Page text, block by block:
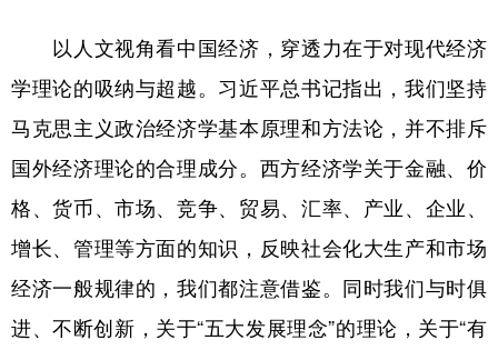
以人文视角看中国经济，穿透力在于对现代经济
学理论的吸纳与超越。习近平总书记指出，我们坚持
马克思主义政治经济学基本原理和方法论，并不排斥
国外经济理论的合理成分。西方经济学关于金融、价
格、货币、市场、竞争、贸易、汇率、产业、企业、
增长、管理等方面的知识，反映社会化大生产和市场
经济一般规律的，我们都注意借鉴。同时我们与时俱
进、不断创新，关于“五大发展理念”的理论，关于“有